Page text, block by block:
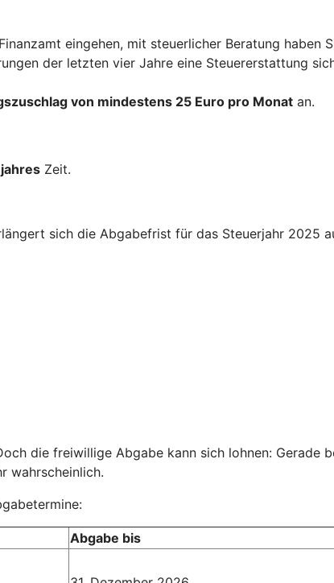
eingehen, mit steuerlicher Beratung haben
der letzten vier Jahre eine Steuererstattung
von mindestens 25 Euro pro Monat an.
Zeit.
sich die Abgabefrist für das Steuerjahr 2025
die freiwillige Abgabe kann sich lohnen: Gerade
wahrscheinlich.
Abgabe bis